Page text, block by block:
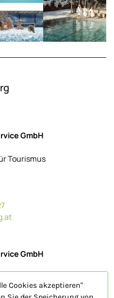
GmbH
Tourismus
GmbH
Tourismus
Cookies akzeptieren"